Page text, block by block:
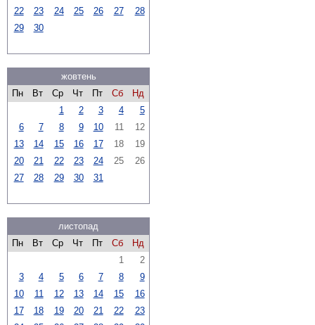
22 23 24 25 26 27
28
29
30
жовтень
Пн
Вт Ср Чт Пт Сб
Нд
1
2 3 4
5
6
7 8 9 10 11
12
13
14 15 16 17 18
19
20
21 22 23 24 25
26
27
28 29 30 31
листопад
Пн
Вт Ср Чт Пт Сб
Нд
1
2
3
4 5 6 7 8
9
10
11 12 13 14 15
16
17
18 19 20 21 22
23